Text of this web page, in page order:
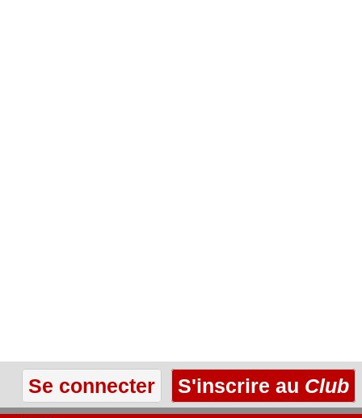
Se connecter S'inscrire au Club